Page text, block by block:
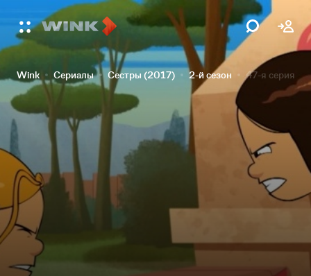
Wink Сериалы Сестры (2017) 2-й сезон 47-я серия